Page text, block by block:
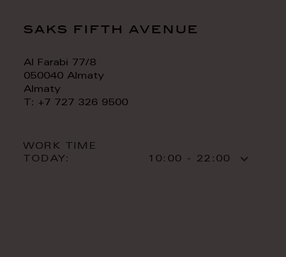
saks fifth avenue
Al Farabi 77/8
050040 Almaty
Almaty
T: +7 727 326 9500
WORK TIME
TODAY:
10:00 - 22:00